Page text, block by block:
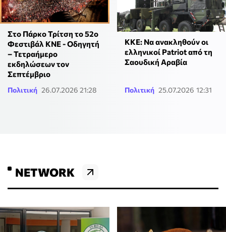
Στο Πάρκο Τρίτση το 52ο
Φεστιβάλ ΚΝΕ - Οδηγητή
– Τετραήμερο
εκδηλώσεων τον
Σεπτέμβριο
Πολιτική 26.07.2026 21:28
ΚΚΕ: Να ανακληθούν οι
ελληνικοί Patriot από τη
Σαουδική Αραβία
Πολιτική 25.07.2026 12:31
NETWORK